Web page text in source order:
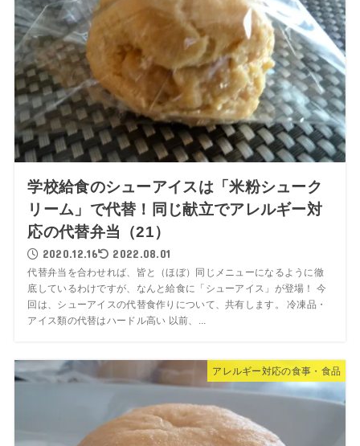
学校給食のシューアイスは「米粉シューク
リーム」で代替！同じ献立でアレルギー対
応の代替弁当（21）
2020.12.16 2022.08.01
代替弁当を合わせれば、皆と（ほぼ）同じメニューになるように徹
底しているわけですが、なんと給食に「シューアイス」が登場！ 今
回は、シューアイスの代替食作りについて、共有します。 冷凍品・
アイス類の代替はハードル高い 以前、...
アレルギー対応の食事・食品